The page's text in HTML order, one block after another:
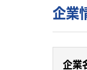
企業
企業